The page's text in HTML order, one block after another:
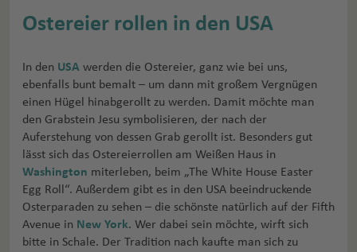
Ostereier rollen in den USA
In den USA werden die Ostereier, ganz wie bei uns,
ebenfalls bunt bemalt – um dann mit großem Vergnügen
einen Hügel hinabgerollt zu werden. Damit möchte man
den Grabstein Jesu symbolisieren, der nach der
Auferstehung von dessen Grab gerollt ist. Besonders gut
lässt sich das Ostereierrollen am Weißen Haus in
Washington miterleben, beim „The White House Easter
Egg Roll“. Außerdem gibt es in den USA beeindruckende
Osterparaden zu sehen – die schönste natürlich auf der Fifth
Avenue in New York. Wer dabei sein möchte, wirft sich
bitte in Schale. Der Tradition nach kaufte man sich zu